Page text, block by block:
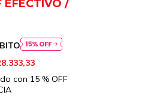
EFECTIVO /
con 15 % OFF